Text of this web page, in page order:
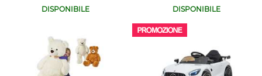
DISPONIBILE DISPONIBILE